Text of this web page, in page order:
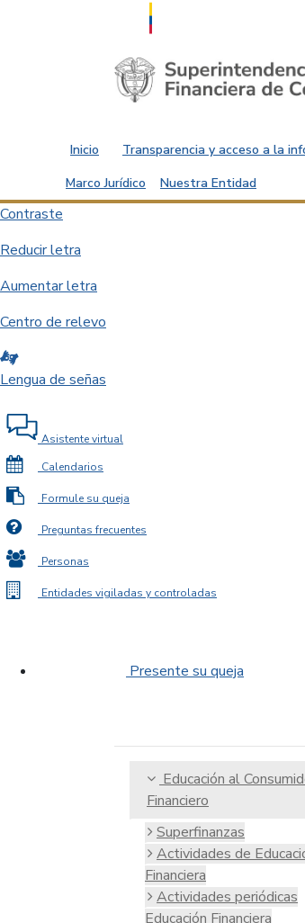
Saltar al contenido principal
Inicio Transparencia y acceso a la
Marco Jurídico
Nuestra Entidad
Contraste
Reducir letra
Aumentar letra
Centro de relevo
Lengua de señas
Asistente virtual
Calendarios
Formule su queja
Preguntas frecuentes
Personas
Entidades vigiladas y controladas
Presente su queja
Educación al
Financiero
Superfinanzas
Actividades de
Financiera
Actividades periódicas
Educación Financiera